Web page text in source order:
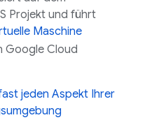
Projekt und führt
Maschine
Google Cloud
jeden Aspekt Ihrer